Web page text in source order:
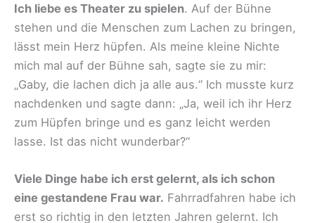
Ich liebe es Theater zu spielen. Auf der Bühne
stehen und die Menschen zum Lachen zu bringen,
lässt mein Herz hüpfen. Als meine kleine Nichte
mich mal auf der Bühne sah, sagte sie zu mir:
„Gaby, die lachen dich ja alle aus.“ Ich musste kurz
nachdenken und sagte dann: „Ja, weil ich ihr Herz
zum Hüpfen bringe und es ganz leicht werden
lasse. Ist das nicht wunderbar?“
Viele Dinge habe ich erst gelernt, als ich schon
eine gestandene Frau war. Fahrradfahren habe ich
erst so richtig in den letzten Jahren gelernt. Ich